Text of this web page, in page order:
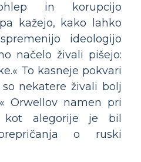
in korupcijo
kažejo, kako lahko
ideologijo
načelo živali pišejo:
To kasneje pokvari
nekatere živali bolj
Orwellov namen pri
kot alegorije je bil
o ruski